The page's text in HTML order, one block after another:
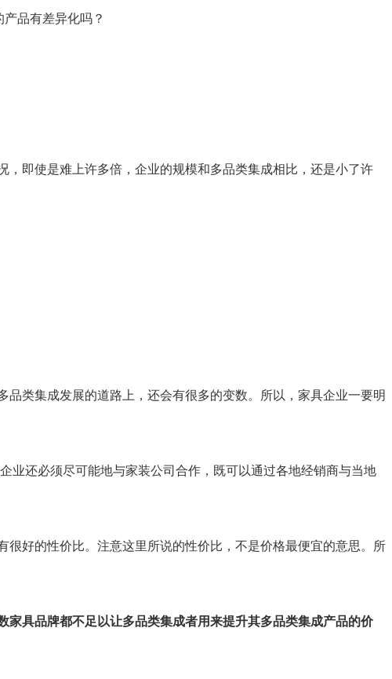
品有差异化吗？
即使是难上许多倍，企业的规模和多品类集成相比，还是小了许
类集成发展的道路上，还会有很多的变数。所以，家具企业一要明
业还必须尽可能地与家装公司合作，既可以通过各地经销商与当地
好的性价比。注意这里所说的性价比，不是价格最便宜的意思。所
具品牌都不足以让多品类集成者用来提升其多品类集成产品的价